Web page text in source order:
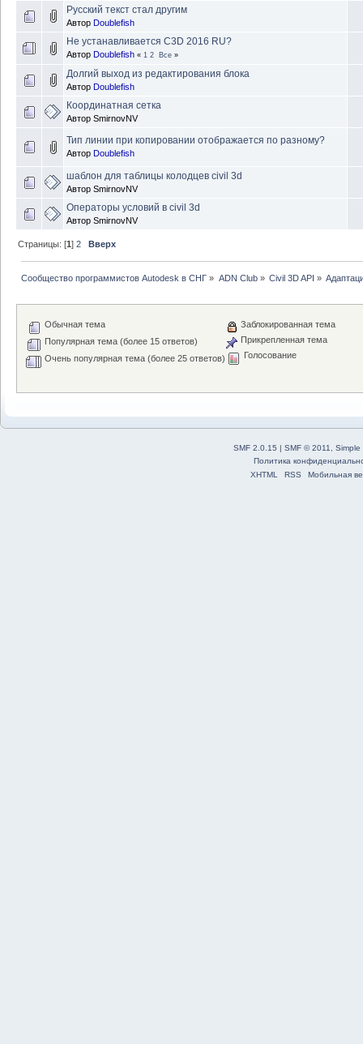
Русский текст стал другим
Автор Doublefish
Не устанавливается C3D 2016 RU?
Автор Doublefish « 1 2 Все »
Долгий выход из редактирования блока
Автор Doublefish
Координатная сетка
Автор SmirnovNV
Тип линии при копировании отображается по разному?
Автор Doublefish
шаблон для таблицы колодцев civil 3d
Автор SmirnovNV
Операторы условий в civil 3d
Автор SmirnovNV
Страницы: [1]2 Вверх
Сообщество программистов Autodesk в СНГ » ADN Club» Civil 3D API »
Обычная тема
Популярная тема (более 15 ответов)
Очень популярная тема (более 25 ответов)
Заблокированная тема
Прикрепленная тема
Голосование
SMF 2.0.15 | SMF © 2011
Simple
Политика
XHTML
RSS Мобильная